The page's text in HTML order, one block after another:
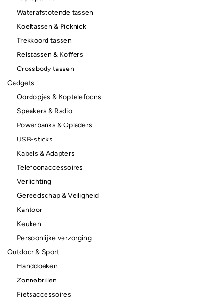
Waterafstotende tassen
Koeltassen & Picknick
Trekkoord tassen
Reistassen & Koffers
Crossbody tassen
Gadgets
Oordopjes & Koptelefoons
Speakers & Radio
Powerbanks & Opladers
USB-sticks
Kabels & Adapters
Telefoonaccessoires
Verlichting
Gereedschap & Veiligheid
Kantoor
Keuken
Persoonlijke verzorging
Outdoor & Sport
Handdoeken
Zonnebrillen
Fietsaccessoires